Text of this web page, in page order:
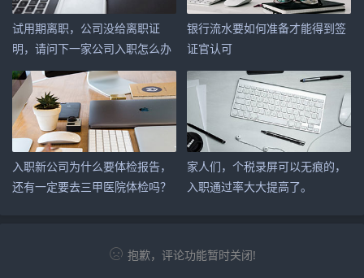
试用期离职，公司没给离职证
明，请问下一家公司入职怎么办
呢？
银行流水要如何准备才能得到签
证官认可
入职新公司为什么要体检报告，
还有一定要去三甲医院体检吗？
家人们，个税录屏可以无痕的，
入职通过率大大提高了。
抱歉，评论功能暂时关闭!